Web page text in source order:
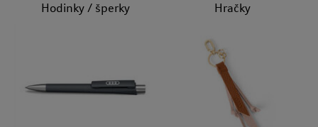
Hodinky / šperky Hračky